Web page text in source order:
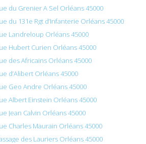
du Grenier A Sel Orléans 45000
du 131e Rgt d’Infanterie Orléans 45000
Landreloup Orléans 45000
Hubert Curien Orléans 45000
des Africains Orléans 45000
d’Alibert Orléans 45000
Geo Andre Orléans 45000
Albert Einstein Orléans 45000
Jean Calvin Orléans 45000
Charles Maurain Orléans 45000
des Lauriers Orléans 45000